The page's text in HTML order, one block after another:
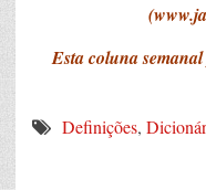
Esta coluna
Definições,